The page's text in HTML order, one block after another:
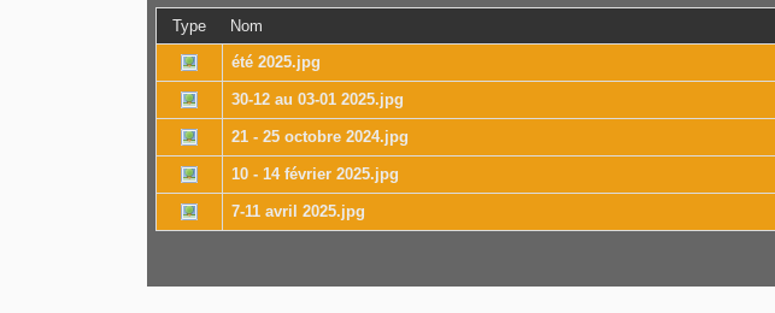
Type Nom
été 2025.jpg
30-12 au 03-01 2025.jpg
21 - 25 octobre 2024.jpg
10 - 14 février 2025.jpg
7-11 avril 2025.jpg